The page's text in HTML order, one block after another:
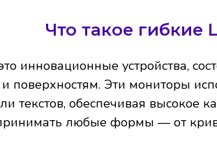
Что такое гибкие
инновационные устройства,
Эти мониторы
текстов, обеспечивая высокое
любые формы — от